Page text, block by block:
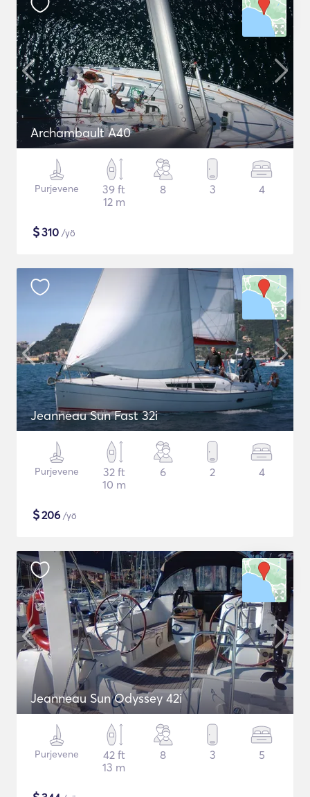
Archambault A40
Purjevene
39 ft
12 m
8 3 4
$310 /yö
Jeanneau Sun Fast 32i
Purjevene
32 ft
10 m
6 2 4
$206 /yö
Jeanneau Sun Odyssey 42i
Purjevene
42 ft
13 m
8 3 5